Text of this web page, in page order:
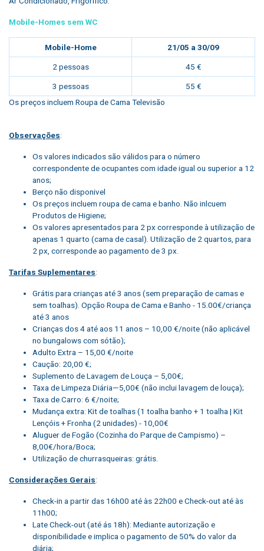
Mobile-Homes sem WC
Mobile-Home 21/05 a 30/09
2 pessoas 45 €
3 pessoas
55 €
Os preços incluem Roupa de Cama Televisão
Observações:
Os valores indicados são válidos para o número
correspondente de ocupantes com idade igual ou superior a 12
anos;
Berço não disponivel
Os preços incluem roupa de cama e banho. Não inlcuem
Produtos de Higiene;
Os valores apresentados para 2 px corresponde à utilização de
apenas 1 quarto (cama de casal). Utilização de 2 quartos, para
2 px, corresponde ao pagamento de 3 px.
Tarifas Suplementares:
Grátis para crianças até 3 anos (sem preparação de camas e
sem toalhas). Opção Roupa de Cama e Banho - 15.00€/criança
até 3 anos
Crianças dos 4 até aos 11 anos – 10,00 €/noite (não aplicável
no bungalows com sótão);
Adulto Extra – 15,00 €/noite
Caução: 20,00 €;
Suplemento de Lavagem de Louça – 5,00€;
Taxa de Limpeza Diária—5,00€ (não inclui lavagem de louça);
Taxa de Carro: 6 €/noite;
Mudança extra: Kit de toalhas (1 toalha banho + 1 toalha | Kit
Lençóis + Fronha (2 unidades) - 10,00€
Aluguer de Fogão (Cozinha do Parque de Campismo) –
8,00€/hora/Boca;
Utilização de churrasqueiras: grátis.
Considerações Gerais:
Check-in a partir das 16h00 até às 22h00 e Check-out até às
11h00;
Late Check-out (até ás 18h): Mediante autorização e
disponibilidade e implica o pagamento de 50% do valor da
diária;